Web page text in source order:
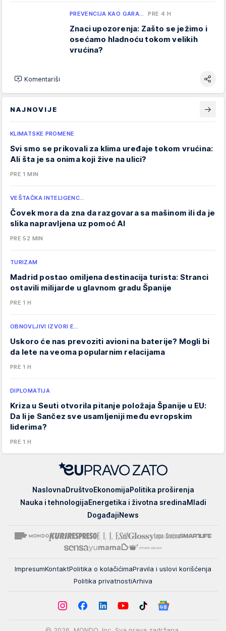
PREVENCIJA KAO GARA… PRE 4 H
Znaci upozorenja: Zašto se ježimo i
osećamo hladnoću tokom velikih
vrućina?
Komentariši
NAJNOVIJE
KLIMATSKE PROMENE
Svi smo se prikovali za klima uređaje tokom vrućina:
Ali šta je sa onima koji žive na ulici?
PRE 1 MIN
VEŠTAČKA INTELIGENC…
Čovek mora da zna da razgovara sa mašinom ili da je
slika napravljena uz pomoć AI
PRE 52 MIN
TURIZAM
Madrid postao omiljena destinacija turista: Stranci
ostavili milijarde u glavnom gradu Španije
PRE 1 H
OBNOVLJIVI IZVORI E…
Uskoro će nas prevoziti avioni na baterije? Mogli bi
da lete na veoma popularnim relacijama
PRE 1 H
DIPLOMATIJA
Kriza u Seuti otvorila pitanje položaja Španije u EU:
Da li je Sančez sve usamljeniji među evropskim
liderima?
PRE 1 H
EUpravo
zato
NaslovnaDruštvoEkonomijaPolitika proširenja
Nauka i tehnologijaEnergetika i životna sredinaMladi
DogađajiNews
ImpresumKontaktPolitika o kolačićimaPravila i uslovi korišćenja
Politika privatnostiArhiva